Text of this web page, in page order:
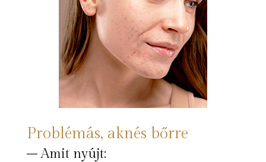
Problémás, aknés bőrre
– Amit nyújt: